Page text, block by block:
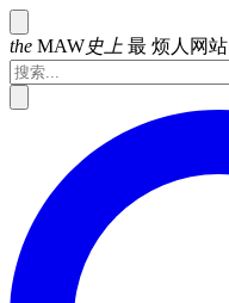
the MAW史上 最 烦人网站